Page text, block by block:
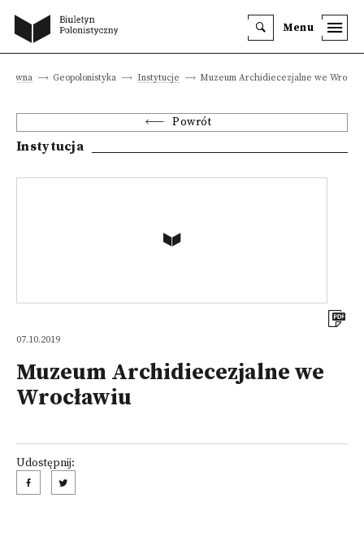
Menu
Geopolonistyka Instytucje Muzeum Archidiecezjalne we
Powrót
Instytucja
07.10.2019
Muzeum Archidiecezjalne we
Wrocławiu
Udostępnij: